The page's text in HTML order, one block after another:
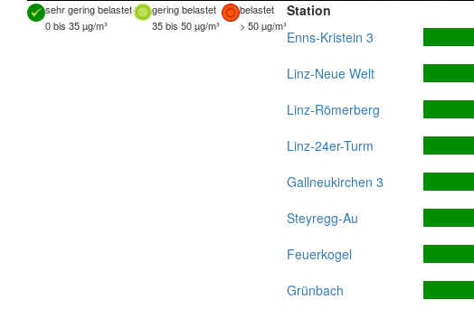
sehr gering belastet gering belastet
belastet
0 bis 35 µg/m³
35 bis 50 µg/m³ > 50 µg/m³
Station
Enns-Kristein 3
Linz-Neue Welt
Linz-Römerberg
Linz-24er-Turm
Gallneukirchen 3
Steyregg-Au
Feuerkogel
Grünbach